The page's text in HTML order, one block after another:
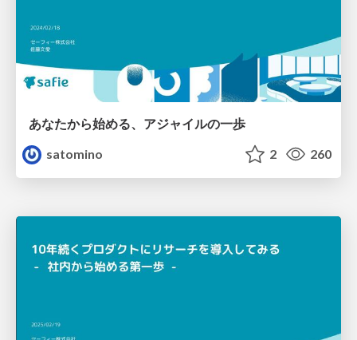
あなたから始める、アジャイルの一歩
satomino
2 260